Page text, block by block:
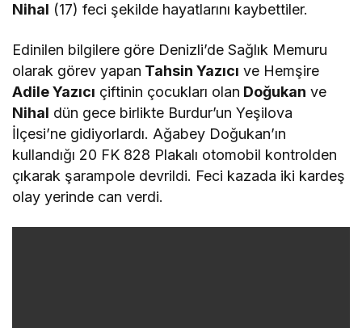
Nihal (17) feci şekilde hayatlarını kaybettiler.
Edinilen bilgilere göre Denizli’de Sağlık Memuru
olarak görev yapan Tahsin Yazıcı ve Hemşire
Adile Yazıcı çiftinin çocukları olan Doğukan ve
Nihal dün gece birlikte Burdur’un Yeşilova
İlçesi’ne gidiyorlardı. Ağabey Doğukan’ın
kullandığı 20 FK 828 Plakalı otomobil kontrolden
çıkarak şarampole devrildi. Feci kazada iki kardeş
olay yerinde can verdi.